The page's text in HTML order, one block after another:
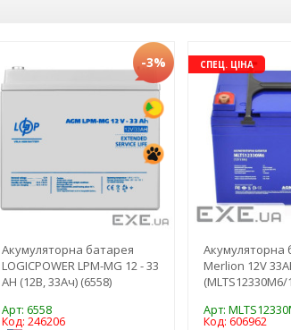
-3%
Акумуляторна батарея
LOGICPOWER LPM-MG 12 - 33
AH (12В, 33Ач) (6558)
Арт: 6558
Код: 246206
СПЕЦ. ЦІНА
Акумуляторна
Merlion 12V
(MLTS12330M6/
Арт:
Код: 606962